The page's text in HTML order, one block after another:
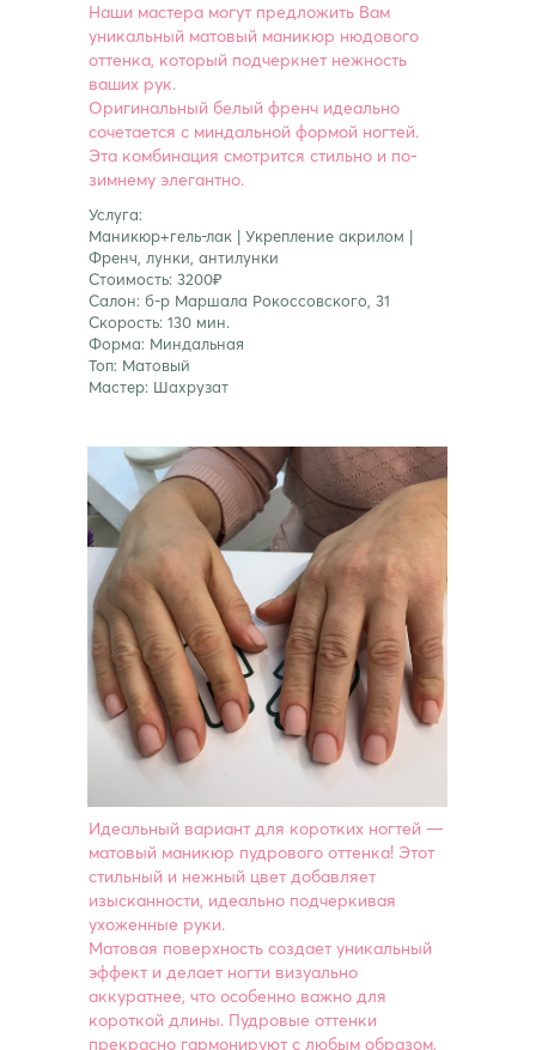
Услуга:
Маникюр+гель-лак | Укрепление акрилом |
Френч, лунки, антилунки
Стоимость: 3200₽
Салон: б-р Маршала Рокоссовского, 31
Скорость: 130 мин.
Форма: Миндальная
Топ: Матовый
Мастер: Шахрузат
Наши мастера могут предложить Вам
уникальный матовый маникюр нюдового
оттенка, который подчеркнет нежность
ваших рук.
Оригинальный белый френч идеально
сочетается с миндальной формой ногтей.
Эта комбинация смотрится стильно и по-
зимнему элегантно.
Идеальный вариант для коротких ногтей —
матовый маникюр пудрового оттенка! Этот
стильный и нежный цвет добавляет
изысканности, идеально подчеркивая
ухоженные руки.
Матовая поверхность создает уникальный
эффект и делает ногти визуально
аккуратнее, что особенно важно для
короткой длины. Пудровые оттенки
прекрасно гармонируют с любым образом,